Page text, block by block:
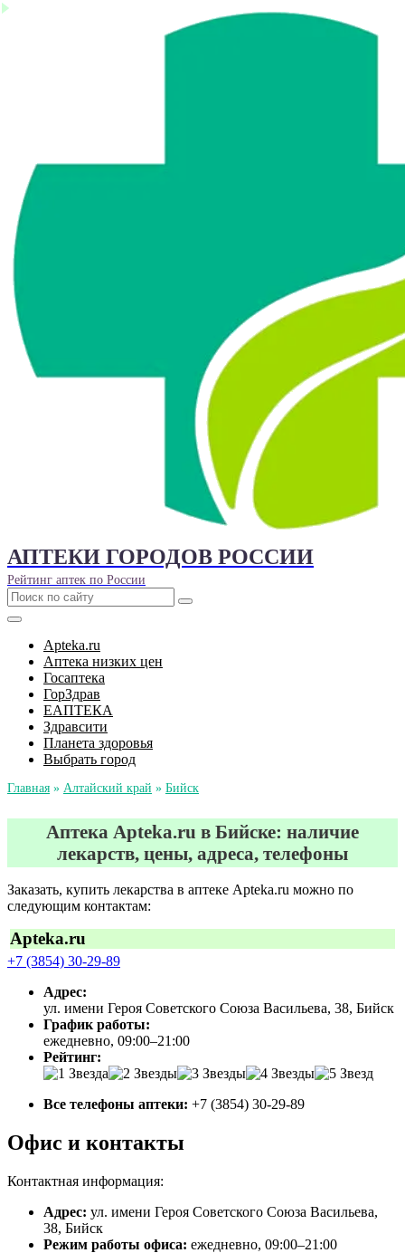
АПТЕКИ ГОРОДОВ РОССИИ
Рейтинг аптек по России
Apteka.ru
Аптека низких цен
Госаптека
ГорЗдрав
ЕАПТЕКА
Здравсити
Планета здоровья
Выбрать город
Главная » Алтайский край » Бийск
Аптека Apteka.ru в Бийске: наличие
лекарств, цены, адреса, телефоны
Заказать, купить лекарства в аптеке Apteka.ru можно по
следующим контактам:
Apteka.ru
+7 (3854) 30-29-89
Адрес:
ул. имени Героя Советского Союза Васильева, 38, Бийск
График работы:
ежедневно, 09:00–21:00
Рейтинг:
Все телефоны аптеки: +7 (3854) 30-29-89
Офис и контакты
Контактная информация:
Адрес: ул. имени Героя Советского Союза Васильева,
38, Бийск
Режим работы офиса: ежедневно, 09:00–21:00